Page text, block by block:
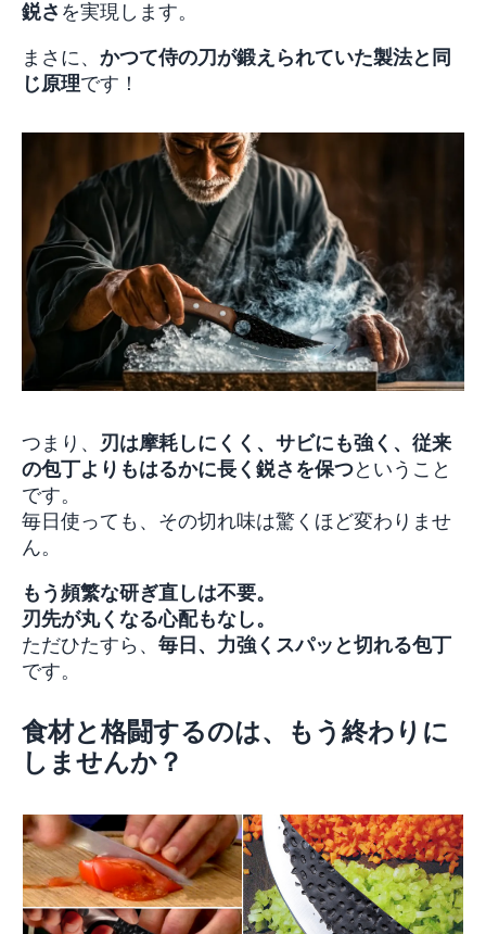
鋭さ を実現します。
まさに、 かつて侍の刀が鍛えられていた製法と同
じ原理です！
つまり、 刃は摩耗しにくく、サビにも強く、従来
の包丁よりもはるかに長く鋭さを保つということ
です。
毎日使っても、その切れ味は驚くほど変わりませ
ん。
もう頻繁な研ぎ直しは不要。
刃先が丸くなる心配もなし。
ただひたすら、 毎日、力強くスパッと切れる包丁
です。
食材と格闘するのは、もう終わりに
しませんか？